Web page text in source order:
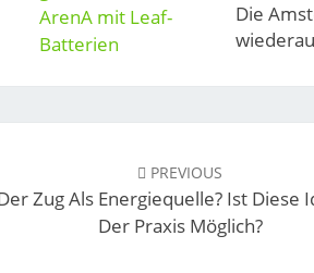
Die
PREVIOUS
Zug Als Energiequelle? Ist Diese
Der Praxis Möglich?